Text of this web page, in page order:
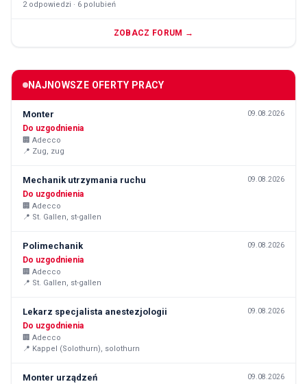
2odpowiedzi · 6 polubień
ZOBACZ FORUM →
NAJNOWSZE OFERTY PRACY
Monter 09.08.2026
Do uzgodnienia
🏢 Adecco
📍 Zug, zug
Mechanik utrzymania ruchu 09.08.2026
Do uzgodnienia
🏢 Adecco
📍 St. Gallen, st-gallen
Polimechanik 09.08.2026
Do uzgodnienia
🏢 Adecco
📍 St. Gallen, st-gallen
Lekarz specjalista anestezjologii 09.08.2026
Do uzgodnienia
🏢 Adecco
📍 Kappel (Solothurn), solothurn
Monter urządzeń 09.08.2026